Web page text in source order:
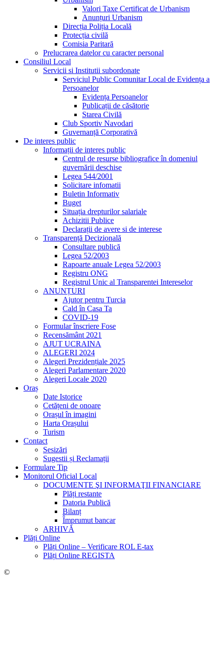
Valori Taxe Certificat de Urbanism
Anunțuri Urbanism
Direcția Poliția Locală
Protecția civilă
Comisia Paritară
Prelucrarea datelor cu caracter personal
Consiliul Local
Servicii si Institutii subordonate
Serviciul Public Comunitar Local de Evidența a
Persoanelor
Evidența Persoanelor
Publicații de căsătorie
Starea Civilă
Club Sportiv Navodari
Guvernanță Corporativă
De interes public
Informații de interes public
Centrul de resurse bibliografice în domeniul
guvernării deschise
Legea 544/2001
Solicitare infomatii
Buletin Informativ
Buget
Situația drepturilor salariale
Achizitii Publice
Declarații de avere si de interese
Transparență Decizională
Consultare publică
Legea 52/2003
Rapoarte anuale Legea 52/2003
Registru ONG
Registrul Unic al Transparentei Intereselor
ANUNȚURI
Ajutor pentru Turcia
Cald în Casa Ta
COVID-19
Formular înscriere Fose
Recensământ 2021
AJUT UCRAINA
ALEGERI 2024
Alegeri Prezidențiale 2025
Alegeri Parlamentare 2020
Alegeri Locale 2020
Oraș
Date Istorice
Cetățeni de onoare
Orașul în imagini
Harta Orașului
Turism
Contact
Sesizări
Sugestii și Reclamații
Formulare Tip
Monitorul Oficial Local
DOCUMENTE ŞI INFORMAŢII FINANCIARE
Plăți restante
Datoria Publică
Bilanț
Împrumut bancar
ARHIVĂ
Plăți Online
Plăți Online – Verificare ROL E-tax
Plăți Online REGISTA
©